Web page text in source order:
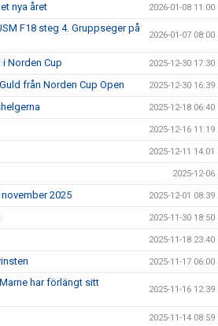
nya året 2026-01-08 11:00
F18 steg 4. Gruppseger på
2026-01-07 08:00
i Norden Cup 2025-12-30 17:30
från Norden Cup Open 2025-12-30 16:39
2025-12-18 06:40
2025-12-16 11:19
2025-12-11 14:01
2025-12-06
2025 2025-12-01 08:39
2025-11-30 18:50
2025-11-18 23:40
2025-11-17 06:00
har förlängt sitt
2025-11-16 12:39
2025-11-14 08:59